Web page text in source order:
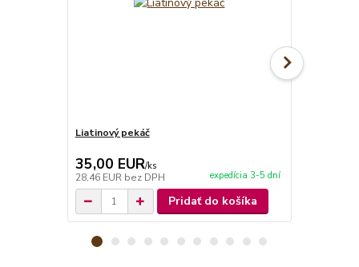
Liatinový pekáč
35,00 EUR/ks
28,46 EUR bez DPH expedícia 3-5 dní
Pridať do košíka